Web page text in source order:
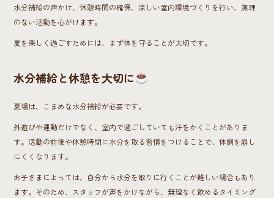
水分補給の声かけ、休憩時間の確保、涼しい室内環境づくりを行い、無理
のない活動を心がけます。
夏を楽しく過ごすためには、まず体を守ることが大切です。
水分補給と休憩を大切に
夏場は、こまめな水分補給が必要です。
外遊びや運動だけでなく、室内で過ごしていても汗をかくことがありま
す。活動の前後や休憩時間に水分を取る習慣をつけることで、体調を崩し
にくくなります。
お子さまによっては、自分から水分を取りに行くことが難しい場合もあり
ます。そのため、スタッフが声をかけながら、無理なく飲めるタイミング